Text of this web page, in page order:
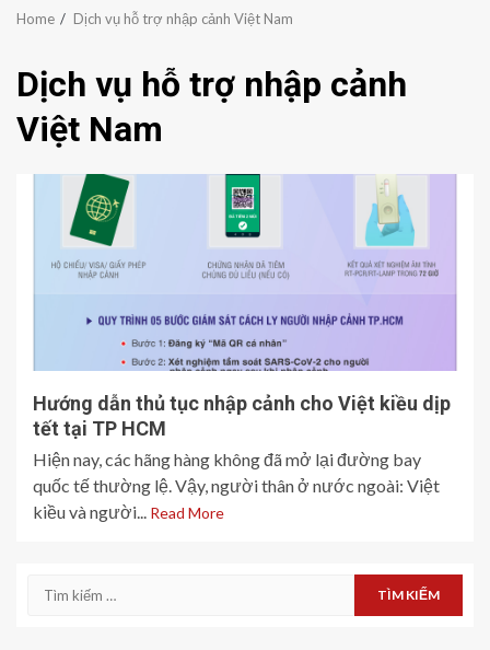
Home Dịch vụ hỗ trợ nhập cảnh Việt Nam
Dịch vụ hỗ trợ nhập cảnh
Việt Nam
Hướng dẫn thủ tục nhập cảnh cho Việt kiều dịp
tết tại TP HCM
Hiện nay, các hãng hàng không đã mở lại đường bay
quốc tế thường lệ. Vậy, người thân ở nước ngoài: Việt
kiều và người... Read More
Tìm